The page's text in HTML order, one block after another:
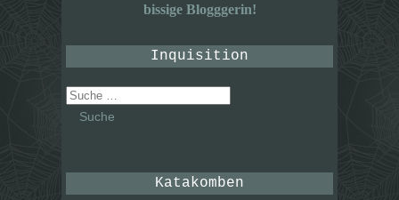
bissige Blogggerin!
Inquisition
Suche
nach:
Katakomben